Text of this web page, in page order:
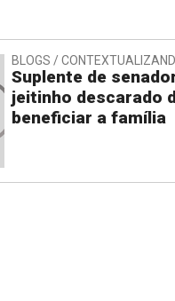
BLOGS /
Suplente de
jeitinho descarado
beneficiar a família